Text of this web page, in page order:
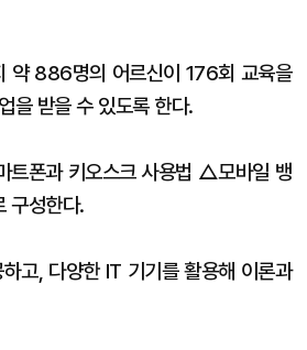
약 886명의 어르신이 176회 교육을
을 받을 수 있도록 한다.
트폰과 키오스크 사용법 △모바일 뱅
구성한다.
고, 다양한 IT 기기를 활용해 이론과